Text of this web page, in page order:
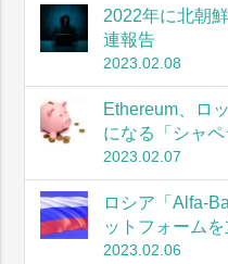
2022年に北朝
連報告
2023.02.08
Ethereum、ロ
になる「シャ
2023.02.07
ロシア「Alfa-
ットフォーム
2023.02.06